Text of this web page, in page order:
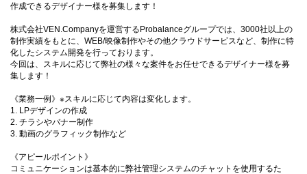
作成できるデザイナー様を募集します！
株式会社VEN.Companyを運営するProbalanceグループでは、3000社以上の
制作実績をもとに、WEB/映像制作やその他クラウドサービスなど、制作に特
化したシステム開発を行っております。
今回は、スキルに応じて弊社の様々な案件をお任せできるデザイナー様を募
集します！
《業務一例》※スキルに応じて内容は変化します。
1. LPデザインの作成
2. チラシやバナー制作
3. 動画のグラフィック制作など
《アピールポイント》
コミュニケーションは基本的に弊社管理システムのチャットを使用するた